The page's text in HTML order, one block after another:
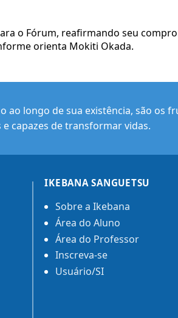
o Fórum, reafirmando seu
orienta Mokiti Okada.
ao longo de sua existência, são os
capazes de transformar vidas.
IKEBANA SANGUETSU
Sobre a Ikebana
Área do Aluno
Área do Professor
Inscreva-se
Usuário/SI